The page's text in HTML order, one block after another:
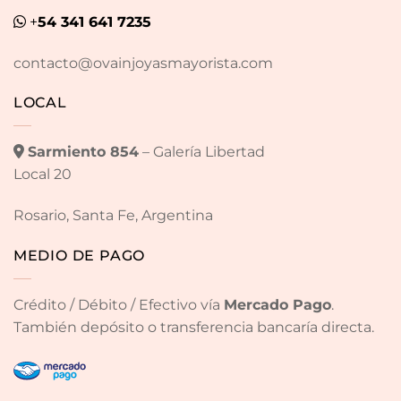
LOCAL
Sarmiento 854– Galería Libertad
Local 20
Rosario, Santa Fe, Argentina
MEDIO DE PAGO
Crédito / Débito / Efectivo vía Mercado Pago.
También depósito o transferencia bancaría directa.
+54 341 641 7235
contacto@ovainjoyasmayorista.com